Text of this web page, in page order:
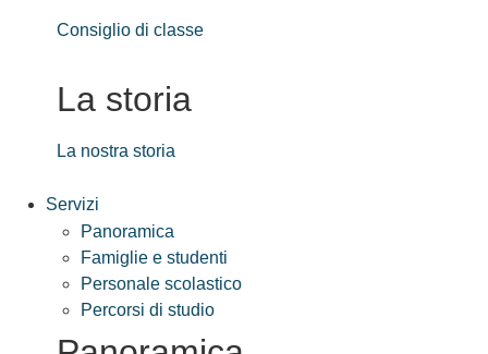
Consiglio di classe
La storia
La nostra storia
Servizi
Panoramica
Famiglie e studenti
Personale scolastico
Percorsi di studio